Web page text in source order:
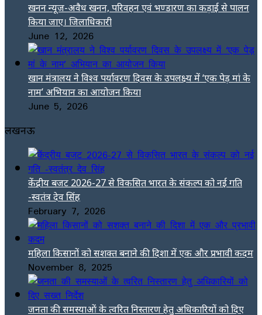
खनन न्यूज-अवैध खनन, परिवहन एवं भण्डारण का कड़ाई से पालन
किया जाए। जिलाधिकारी
June 12, 2026
खान मंत्रालय ने विश्व पर्यावरण दिवस के उपलक्ष्य में ‘एक पेड़ मां के
नाम’ अभियान का आयोजन किया
June 5, 2026
लखनऊ
केंद्रीय बजट 2026-27 से विकसित भारत के संकल्प को नई गति
-स्वतंत्र देव सिंह
February 7, 2026
महिला किसानों को सशक्त बनाने की दिशा में एक और प्रभावी कदम
November 8, 2025
जनता की समस्याओं के त्वरित निस्तारण हेतु अधिकारियों को दिए